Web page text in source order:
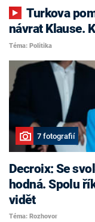
Turkova pomsta, nekonfliktní Havlíček i
návrat Klause.
Téma: Politika
7 fotografií
Decroix: Se
hodná. Spolu
vidět
Téma: Rozhovor